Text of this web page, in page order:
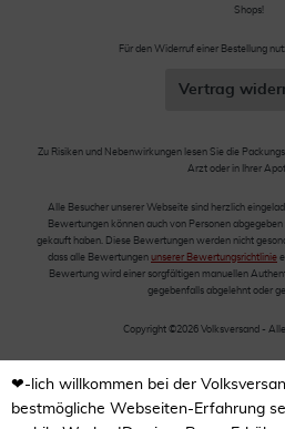
Shops!
Für den Widerruf einer Bestellung
Vertrag
Zu Risiken und Nebenwirkungen lesen Sie die
Arzt oder in Ihrer
Alle Besucher unserer Webseite sind herzlich
Bewertungen können auch von Personen
gekauft haben. Diese Bewertungen werden nicht
dass alle Bewertungen unserer Bewertungsrichtlinie
Bewertung wird einer sorgfältigen manuellen
gegebenfalls abgelehnt oder
Copyright ©2026 Volksversand -
❤-lich willkommen bei der
bestmögliche Webseiten-Erfahrung